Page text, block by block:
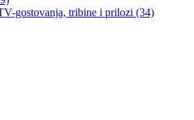
gostovanja, tribine i prilozi (34)